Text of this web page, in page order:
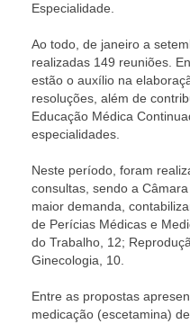
Especialidade.
Ao todo, de janeiro a
realizadas 149 reuniões.
estão o auxílio na
resoluções, além de
Educação Médica
especialidades.
Neste período, foram
consultas, sendo a
maior demanda,
de Perícias Médicas e
do Trabalho, 12;
Ginecologia, 10.
Entre as propostas
medicação (escetamina)